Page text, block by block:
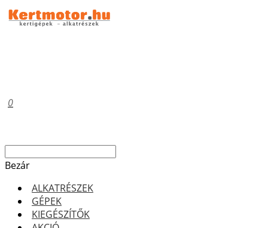
0
Bezár
ALKATRÉSZEK
GÉPEK
KIEGÉSZÍTŐK